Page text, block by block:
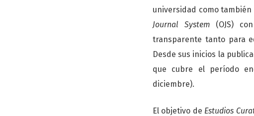
universidad como también
Journal System (OJS)
transparente tanto para
Desde sus inicios la
que cubre el período
diciembre).
El objetivo de Estudios